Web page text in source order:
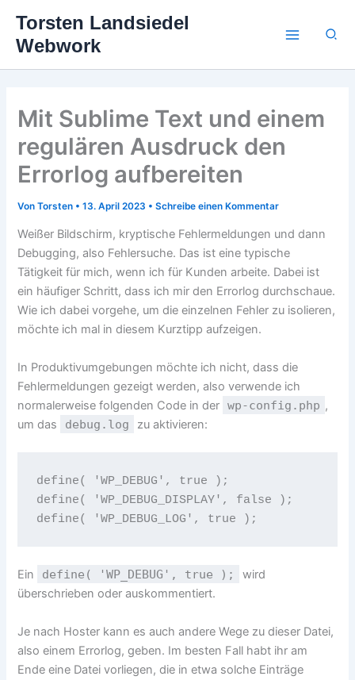
Inhalt
springen
Torsten Landsiedel
Webwork
Mit Sublime Text und einem
regulären Ausdruck den
Errorlog aufbereiten
VonTorsten •13. April 2023 •Schreibe einen Kommentar
Weißer Bildschirm, kryptische Fehlermeldungen und dann
Debugging, also Fehlersuche. Das ist eine typische
Tätigkeit für mich, wenn ich für Kunden arbeite. Dabei ist
ein häufiger Schritt, dass ich mir den Errorlog durchschaue.
Wie ich dabei vorgehe, um die einzelnen Fehler zu isolieren,
möchte ich mal in diesem Kurztipp aufzeigen.
In Produktivumgebungen möchte ich nicht, dass die
Fehlermeldungen gezeigt werden, also verwende ich
normalerweise folgenden Code in der
wp-config.php ,
um das
debug.log zu aktivieren:
define( 'WP_DEBUG', true );
define( 'WP_DEBUG_DISPLAY', false );
Ein define( 'WP_DEBUG', true );
wird
überschrieben oder auskommentiert.
Je nach Hoster kann es auch andere Wege zu dieser Datei,
also einem Errorlog, geben. Im besten Fall habt ihr am
Ende eine Datei vorliegen, die in etwa solche Einträge